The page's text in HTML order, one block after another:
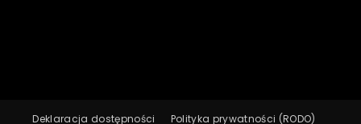
Deklaracja dostępności Polityka prywatności (RODO)